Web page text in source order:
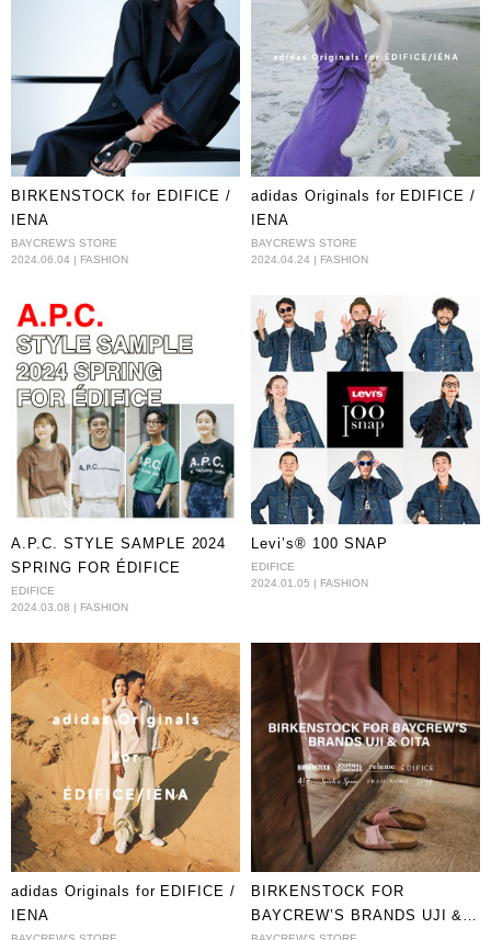
BIRKENSTOCK for EDIFICE /
IENA
BAYCREW'S STORE
2024.06.04 | FASHION
adidas Originals for EDIFICE /
IENA
BAYCREW'S STORE
2024.04.24 | FASHION
A.P.C. STYLE SAMPLE 2024
SPRING FOR ÉDIFICE
EDIFICE
2024.03.08 | FASHION
Levi’s® 100 SNAP
EDIFICE
2024.01.05 | FASHION
adidas Originals for EDIFICE /
IENA
BIRKENSTOCK FOR
BAYCREW’S BRANDS UJI &